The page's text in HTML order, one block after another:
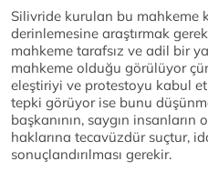
Silivride kurulan bu mahkeme
derinlemesine araştırmak
mahkeme tarafsız ve adil bir
mahkeme olduğu görülüyor
eleştiriyi ve protestoyu kabul
tepki görüyor ise bunu
başkanının, saygın
haklarına tecavüzdür suçtur,
sonuçlandırılması gerekir.